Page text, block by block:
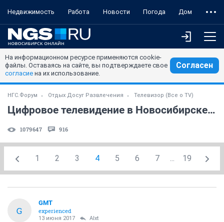
Недвижимость Работа Новости Погода Дом
На информационном ресурсе применяются cookie-
файлы. Оставаясь на сайте, вы подтверждаете свое
согласие на их использование.
Согласен
НГС.Форум Отдых Досуг Развлечения Телевизор (Все о TV)
Цифровое телевидение в Новосибирске. (часть 4)
1079647 916
1 2 3 4 5 6 7 ... 19
G
GMT
experienced
13 июня 2017 Alxt